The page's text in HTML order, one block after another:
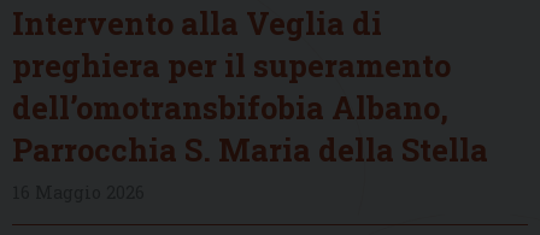
Intervento alla Veglia di
preghiera per il superamento
dell’omotransbifobia Albano,
Parrocchia S. Maria della Stella